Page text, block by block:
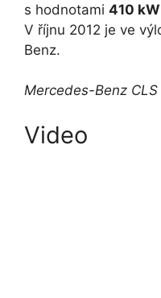
s hodnotami 410 kW
V říjnu 2012 je ve
Benz.
Mercedes-Benz
Video